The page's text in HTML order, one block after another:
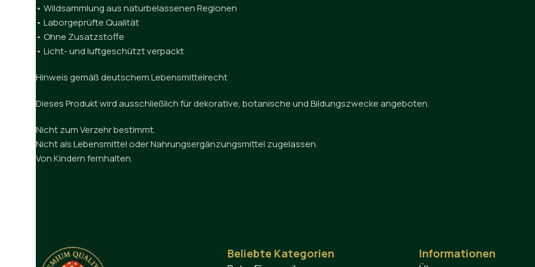
• Wildsammlung aus naturbelassenen Regionen
• Laborgeprüfte Qualität
• Ohne Zusatzstoffe
• Licht- und luftgeschützt verpackt
Hinweis gemäß deutschem Lebensmittelrecht
Dieses Produkt wird ausschließlich für dekorative, botanische und Bildungszwecke angeboten.
Nicht zum Verzehr bestimmt.
Nicht als Lebensmittel oder Nahrungsergänzungsmittel zugelassen.
Von Kindern fernhalten.
Beliebte Kategorien Informationen